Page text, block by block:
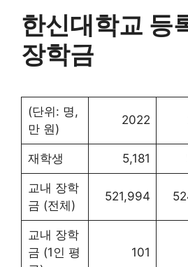
한신대학교 등
장학금
(단위: 명,
만 원)
2022
재학생 5,181
교내 장학
금 (전체)
521,994
교내 장학
금 (1인 평
101